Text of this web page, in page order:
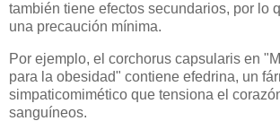
también tiene efectos secundarios, por lo
una precaución mínima.
Por ejemplo, el corchorus capsularis en
para la obesidad" contiene efedrina, un
simpaticomimético que tensiona el
sanguíneos.